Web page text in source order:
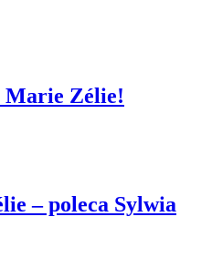
Marie Zélie!
– poleca Sylwia